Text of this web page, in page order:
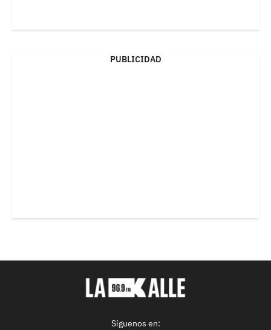
PUBLICIDAD
Síguenos en: